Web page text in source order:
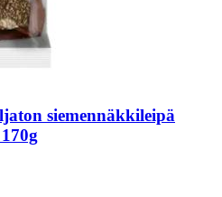
siemennäkkileipä